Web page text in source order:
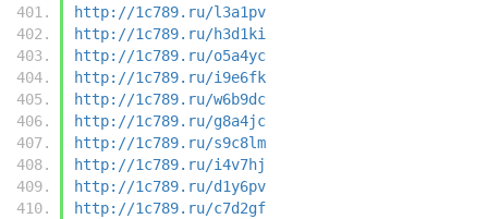
http://1c789.ru/l3a1pv
http://1c789.ru/h3d1ki
http://1c789.ru/o5a4yc
http://1c789.ru/i9e6fk
http://1c789.ru/w6b9dc
http://1c789.ru/g8a4jc
http://1c789.ru/s9c8lm
http://1c789.ru/i4v7hj
http://1c789.ru/d1y6pv
http://1c789.ru/c7d2gf